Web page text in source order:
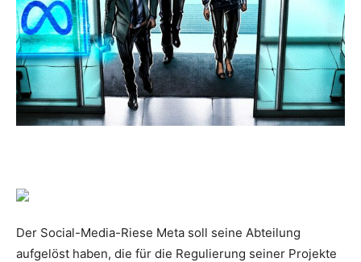
Der Social-Media-Riese Meta soll seine Abteilung
aufgelöst haben, die für die Regulierung seiner Projekte